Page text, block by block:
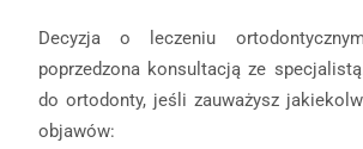
Decyzja o leczeniu
poprzedzona konsultacją ze
do ortodonty, jeśli zauważysz
objawów: